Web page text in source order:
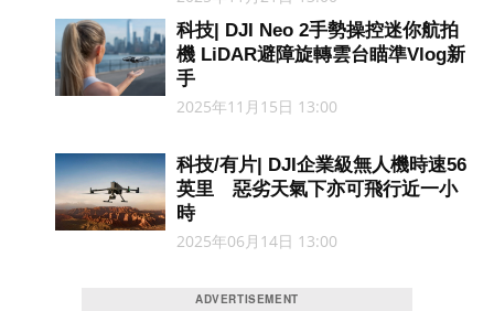
科技| DJI Neo 2手勢操控迷你航拍
機 LiDAR避障旋轉雲台瞄準Vlog新
手
2025年11月15日 13:00
科技/有片| DJI企業級無人機時速56
英里 惡劣天氣下亦可飛行近一小
時
2025年06月14日 13:00